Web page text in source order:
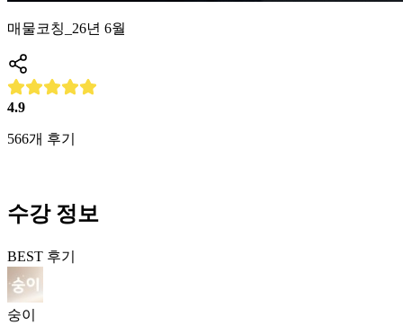
매물코칭_26년 6월
4.9
566개 후기
수강 정보
BEST 후기
숭이